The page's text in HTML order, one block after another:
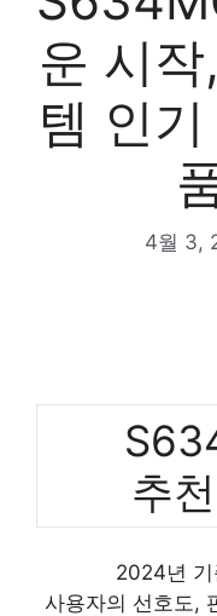
운 시
템 인
4월 3,
추
2024년
사용자의 선호도,